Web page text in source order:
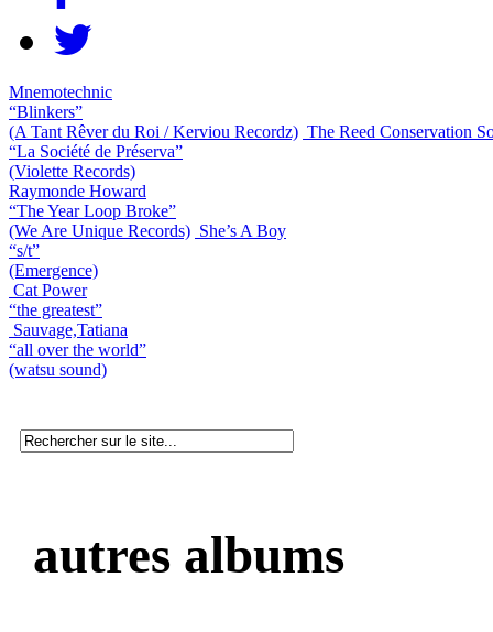
Mnemotechnic
“Blinkers”
(A Tant Rêver du Roi / Kerviou Recordz) The Reed Conservation
“La Société de Préserva”
(Violette Records)
Raymonde Howard
“The Year Loop Broke”
(We Are Unique Records) She’s A Boy
“s/t”
(Emergence)
Cat Power
“the greatest”
Sauvage,Tatiana
“all over the world”
(watsu sound)
autres albums